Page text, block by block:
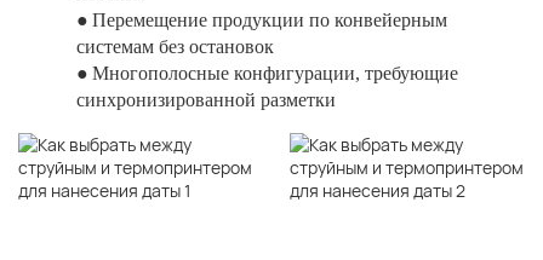
● Перемещение продукции по конвейерным
системам без остановок
● Многополосные конфигурации, требующие
синхронизированной разметки